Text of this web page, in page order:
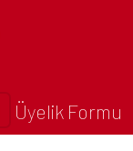
Üyelik Formu